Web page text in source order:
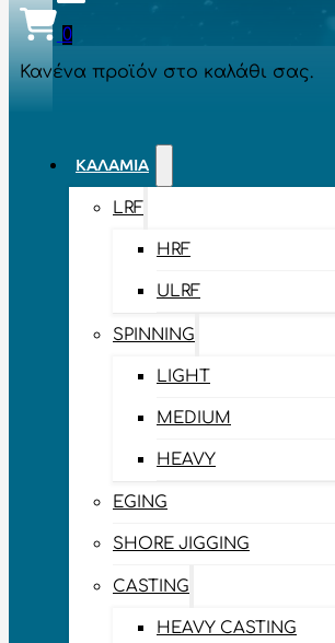
0
Κανένα προϊόν στο καλάθι σας.
ΚΑΛΆΜΙΑ
LRF
HRF
ULRF
SPINNING
LIGHT
MEDIUM
HEAVY
EGING
SHORE JIGGING
CASTING
HEAVY CASTING